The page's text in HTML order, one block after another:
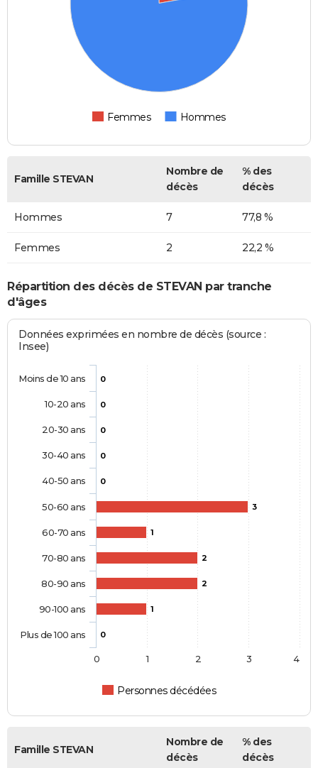
Femmes Hommes
Famille STEVAN
Nombre de
décès
% des
décès
Hommes 7 77,8 %
Femmes 2 22,2 %
Répartition des décès de STEVAN par tranche
d'âges
Données exprimées en nombre de décès (source :
Insee)
0
0
0
0
0
3
1
2
2
1
0
Personnes décédées
Moins de 10 ans
10-20 ans
20-30 ans
30-40 ans
40-50 ans
50-60 ans
60-70 ans
70-80 ans
80-90 ans
90-100 ans
Plus de 100 ans
0 1 2 3 4
Famille STEVAN
Nombre de
décès
% des
décès